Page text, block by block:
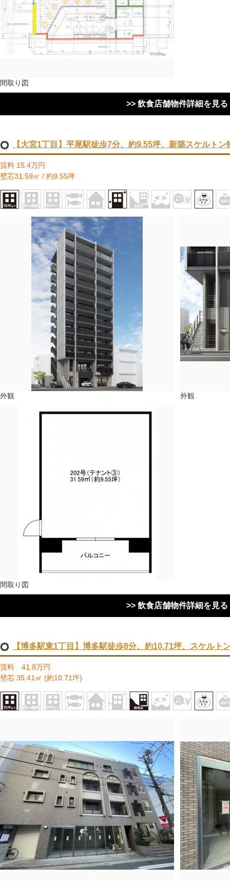
間取り図
>> 飲食店舗物件詳細を見る
【大宮1丁目】平尾駅徒歩7分、約9.55坪、新築スケルトン
賃料 15.4万円
壁芯31.59㎡ / 約9.55坪
外観 外観
間取り図
>> 飲食店舗物件詳細を見る
【博多駅東1丁目】博多駅徒歩8分、約10.71坪、スケルト
賃料 41.8万円
壁芯 35.41㎡ (約10.71坪)